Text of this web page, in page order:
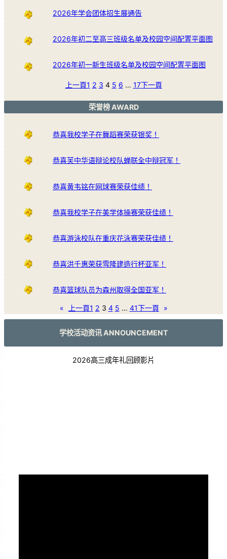
2026年学会团体招生展通告
2026年初二至高三班级名单及校园空间配置平面图
2026年初一新生班级名单及校园空间配置平面图
上一頁1 2 3 4 5 6 … 17下一頁
荣誉榜 AWARD
恭喜我校学子在舞蹈赛荣获银奖！
恭喜芙中华语辩论校队蝉联全中辩冠军！
恭喜黄韦铭在网球赛荣获佳绩！
恭喜我校学子在美学体操赛荣获佳绩！
恭喜游泳校队在重庆花泳赛荣获佳绩！
恭喜洪千惠荣获雪隆建造行杯亚军！
恭喜篮球队员为森州取得全国亚军！
« 上一頁1 2 3 4 5 … 41下一頁 »
学校活动资讯 ANNOUNCEMENT
2026高三成年礼回顾影片